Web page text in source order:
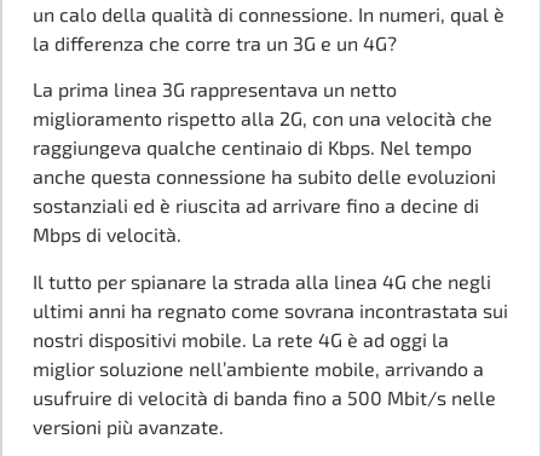
un calo della qualità di connessione. In numeri, qual è
la differenza che corre tra un 3G e un 4G?
La prima linea 3G rappresentava un netto
miglioramento rispetto alla 2G, con una velocità che
raggiungeva qualche centinaio di Kbps. Nel tempo
anche questa connessione ha subito delle evoluzioni
sostanziali ed è riuscita ad arrivare fino a decine di
Mbps di velocità.
Il tutto per spianare la strada alla linea 4G che negli
ultimi anni ha regnato come sovrana incontrastata sui
nostri dispositivi mobile. La rete 4G è ad oggi la
miglior soluzione nell’ambiente mobile, arrivando a
usufruire di velocità di banda fino a 500 Mbit/s nelle
versioni più avanzate.